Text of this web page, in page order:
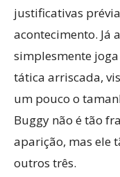
justificativas
acontecimento. Já
simplesmente
tática arriscada,
um pouco o
Buggy não é tão
aparição, mas ele
outros três.